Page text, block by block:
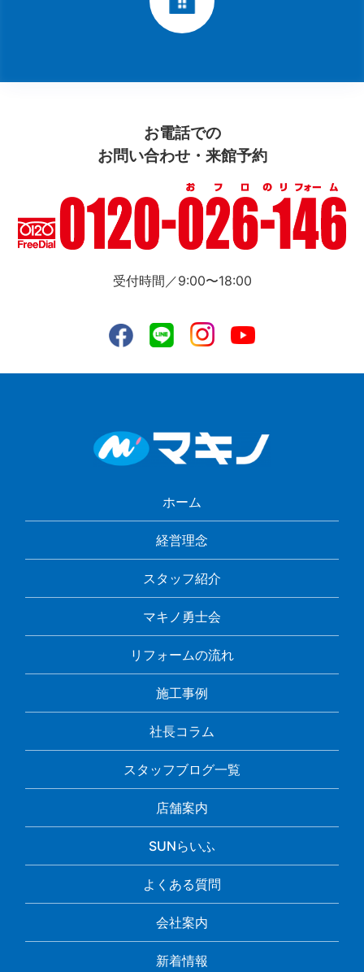
お電話での
お問い合わせ・来館予約
受付時間／9:00〜18:00
ホーム
経営理念
スタッフ紹介
マキノ勇士会
リフォームの流れ
施工事例
社長コラム
スタッフブログ一覧
店舗案内
SUNらいふ
よくある質問
会社案内
新着情報